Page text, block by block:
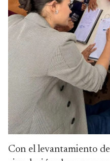
Con el levantamiento